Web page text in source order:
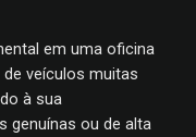
em uma oficina
veículos muitas
à sua
genuínas ou de alta